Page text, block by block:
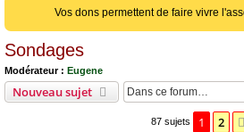
Vos dons permettent de faire vivre
Sondages
Modérateur : Eugene
Nouveau sujet
87 sujets 1 2